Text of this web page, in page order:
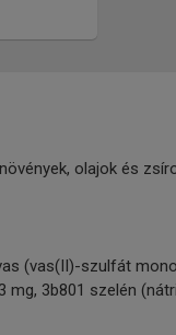
olajok és
(vas(II)-szulfát
mg, 3b801 szelén